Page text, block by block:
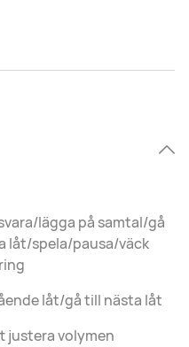
lägga på samtal/gå
låt/spela/pausa/väck
låt/gå till nästa låt
justera volymen